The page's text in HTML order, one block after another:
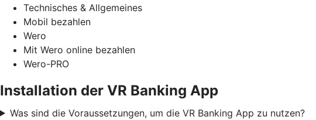
Technisches & Allgemeines
Mobil bezahlen
Wero
Mit Wero online bezahlen
Wero-PRO
Installation der VR Banking App
Was sind die Voraussetzungen, um die VR Banking App zu nutzen?